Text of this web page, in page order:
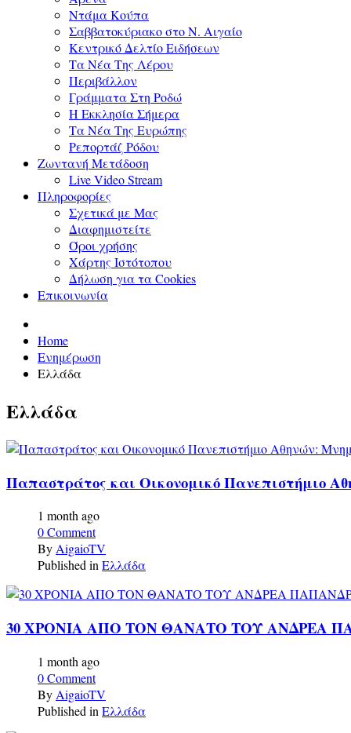
Ντάμα Κούπα
Σαββατοκύριακο στο Ν. Αιγαίο
Κεντρικό Δελτίο Ειδήσεων
Τα Νέα Της Λέρου
Περιβάλλον
Γράμματα Στη Ροδώ
Η Εκκλησία Σήμερα
Τα Νέα Της Ευρώπης
Ρεπορτάζ Ρόδου
Ζωντανή Μετάδοση
Live Video Stream
Πληροφορίες
Σχετικά με Μας
Διαφημιστείτε
Όροι χρήσης
Χάρτης Ιστότοπου
Δήλωση για τα Cookies
Επικοινωνία
Home
Ενημέρωση
Ελλάδα
Ελλάδα
Παπαστράτος και Οικονομικό Πανεπιστήμιο
1 month ago
0 Comment
ByAigaioTV
Published inΕλλάδα
30 ΧΡΟΝΙΑ ΑΠΟ ΤΟΝ ΘΑΝΑΤΟ ΤΟΥ ΑΝΔΡΕΑ
1 month ago
0 Comment
By AigaioTV
Published in Ελλάδα